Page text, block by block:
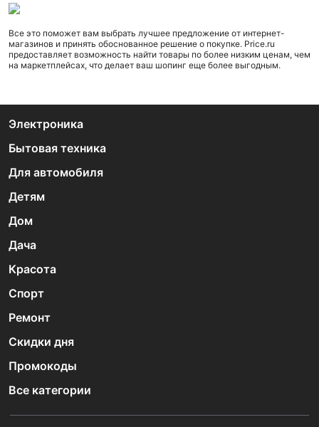
Все это поможет вам выбрать лучшее предложение от интернет-
магазинов и принять обоснованное решение о покупке. Price.ru
предоставляет возможность найти товары по более низким ценам, чем
на маркетплейсах, что делает ваш шопинг еще более выгодным.
Электроника
Бытовая техника
Для автомобиля
Детям
Дом
Дача
Красота
Спорт
Ремонт
Скидки дня
Промокоды
Все категории